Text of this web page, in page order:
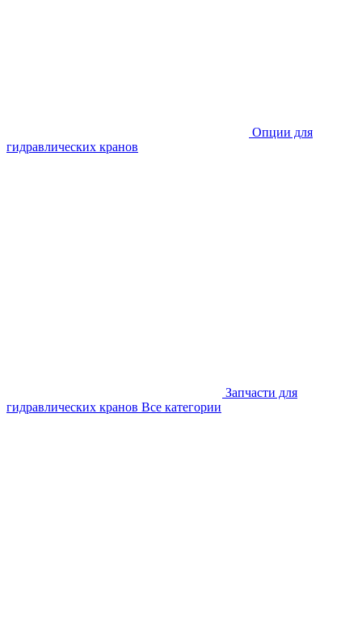
Опции для
гидравлических кранов
Запчасти для
гидравлических кранов Все категории